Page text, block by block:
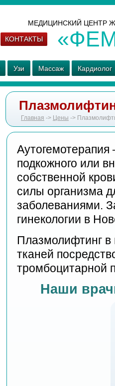
МЕДИЦИНСКИЙ ЦЕНТР
КОНТАКТЫ
Узи Массаж Кардиолог
Главная -> Цены ->
подкожного или
собственной
силы организма
заболеваниями.
гинекологии в
Плазмолифтинг в
тканей
тромбоцитарной
Наши